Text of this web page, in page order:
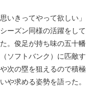
いきってやって欲しい」
ーズン同様の活躍をして
。俊足が持ち味の五十幡
ソフトバンク）に匹敵す
次の塁を狙えるので積極
や求める姿勢を語った。